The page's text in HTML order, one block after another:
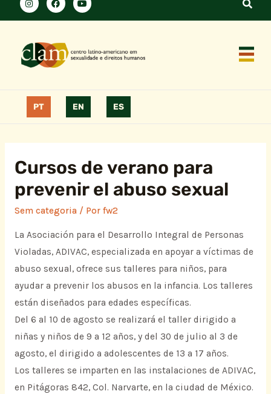
PT EN ES
Cursos de verano para
prevenir el abuso sexual
Sem categoria/ Por fw2
La Asociación para el Desarrollo Integral de Personas
Violadas, ADIVAC, especializada en apoyar a víctimas de
abuso sexual, ofrece sus talleres para niños, para
ayudar a prevenir los abusos en la infancia. Los talleres
están diseñados para edades específicas.
Del 6 al 10 de agosto se realizará el taller dirigido a
niñas y niños de 9 a 12 años, y del 30 de julio al 3 de
agosto, el dirigido a adolescentes de 13 a 17 años.
Los talleres se imparten en las instalaciones de ADIVAC,
en Pitágoras 842, Col. Narvarte, en la ciudad de México.